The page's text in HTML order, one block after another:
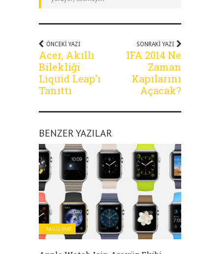
ÖNCEKI YAZI
Acer, Akıllı
Bilekliği
Liquid Leap’ı
Tanıttı
SONRAKI YAZI
IFA 2014 Ne
Zaman
Kapılarını
Açacak?
BENZER YAZILAR
AKILLI SAAT